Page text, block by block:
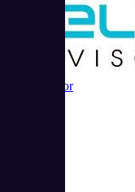
HelpAdvisor